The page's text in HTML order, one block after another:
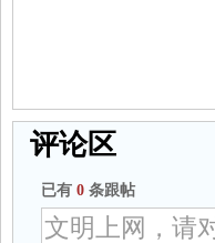
评论区
已有 0 条跟帖